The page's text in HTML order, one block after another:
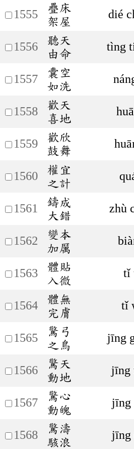
1555
疊床
架屋
dié
1556
聽天
由命
tìng
1557
囊空
如洗
1558
歡天
喜地
1559
歡欣
鼓舞
1560
權宜
之計
1561
鑄成
大錯
zhù
1562
變本
加厲
1563
體貼
入微
tǐ
1564
體無
完膚
tǐ
1565
驚弓
之鳥
jīng
1566
驚天
動地
jīng
1567
驚心
動魄
jīng
1568
驚濤
駭浪
jīng